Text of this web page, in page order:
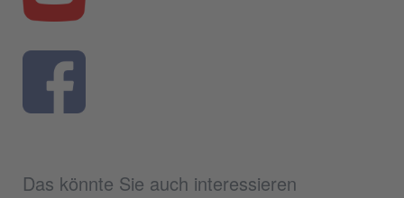
Das könnte Sie auch interessieren